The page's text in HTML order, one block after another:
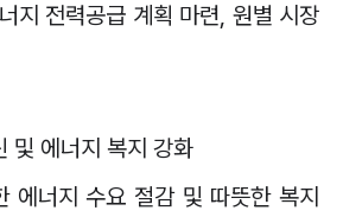
지 전력공급 계획 마련, 원별 시장
및 에너지 복지 강화
에너지 수요 절감 및 따뜻한 복지